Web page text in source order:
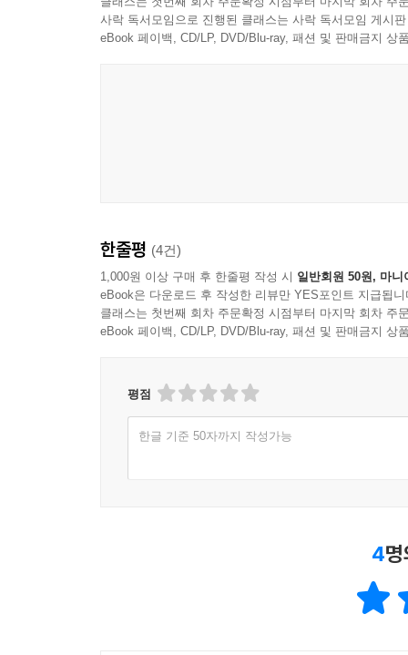
사락 독서모임으로 진행된 클래스는 사락 독서모임 게시
eBook 페이백, CD/LP, DVD/Blu-ray, 패션 및 판매금지 상
한줄평 (4건)
1,000원 이상 구매 후 한줄평 작성 시 일반회원 50원, 마니
eBook은 다운로드 후 작성한 리뷰만 YES포인트 지급됩니
클래스는 첫번째 회차 주문확정 시점부터 마지막 회차 주
eBook 페이백, CD/LP, DVD/Blu-ray, 패션 및 판매금지 상
평점
한글 기준 50자까지 작성가능
4